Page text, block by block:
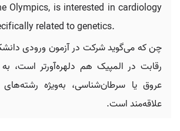
Olympics, is interested in cardiology
related to genetics.
چن که می‌گوید شرکت در آزمون ورودی
رقابت در المپیک هم دلهره‌آورتر است،
عروق یا سرطان‌شناسی، به‌ویژه رشته‌های
علاقه‌مند است.